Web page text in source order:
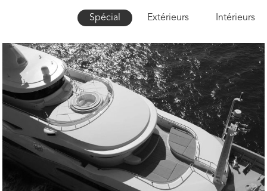
Spécial Extérieurs Intérieurs